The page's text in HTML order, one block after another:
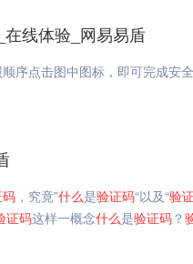
在线体验_网易易盾
序点击图中图标，即可完成安
，究竟”什么是验证码“以及“验
证码这样一概念什么是验证码 ？